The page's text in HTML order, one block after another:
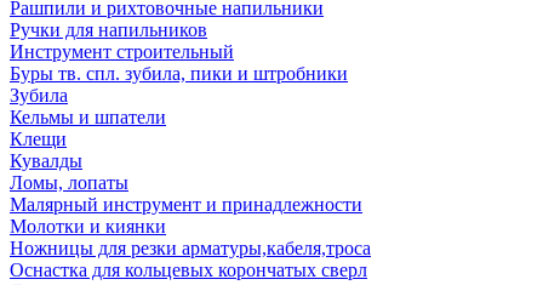
Рашпили и рихтовочные напильники
Ручки для напильников
Инструмент строительный
Буры тв. спл. зубила, пики и штробники
Зубила
Кельмы и шпатели
Клещи
Кувалды
Ломы, лопаты
Малярный инструмент и принадлежности
Молотки и киянки
Ножницы для резки арматуры,кабеля,троса
Оснастка для кольцевых корончатых сверл